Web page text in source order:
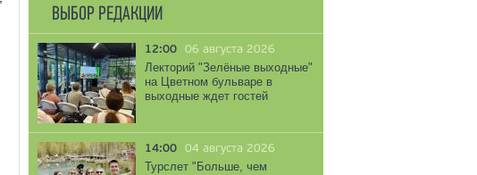
ВЫБОР РЕДАКЦИИ
12:00 06 августа 2026
Лекторий "Зелёные выходные"
на Цветном бульваре в
выходные ждет гостей
14:00 04 августа 2026
Турслет "Больше, чем